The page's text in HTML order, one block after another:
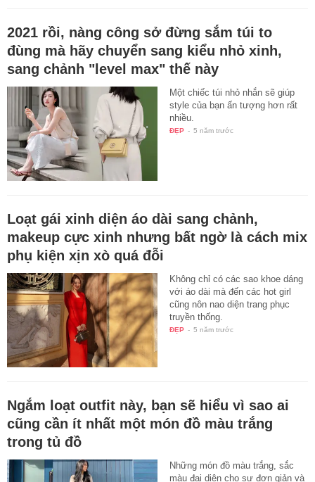
2021 rồi, nàng công sở đừng sắm túi to
đùng mà hãy chuyển sang kiểu nhỏ xinh,
sang chảnh "level max" thế này
Một chiếc túi nhỏ nhắn sẽ giúp
style của bạn ấn tượng hơn rất
nhiều.
ĐẸP - 5 năm trước
Loạt gái xinh diện áo dài sang chảnh,
makeup cực xinh nhưng bất ngờ là cách mix
phụ kiện xịn xò quá đỗi
Không chỉ có các sao khoe dáng
với áo dài mà đến các hot girl
cũng nôn nao diện trang phục
truyền thống.
ĐẸP - 5 năm trước
Ngắm loạt outfit này, bạn sẽ hiểu vì sao ai
cũng cần ít nhất một món đồ màu trắng
trong tủ đồ
Những món đồ màu trắng, sắc
màu đại diện cho sự đơn giản và